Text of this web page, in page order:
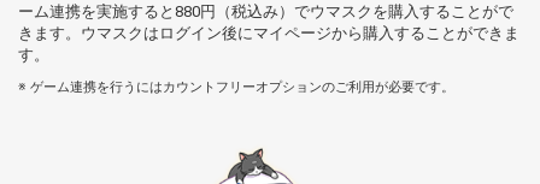
ーム連携を実施すると 880円（税込み）でウマスクを購入することがで
きます。 ウマスクはログイン後にマイページから購入することができま
す。
ゲーム連携を行うにはカウントフリーオプションのご利用が必要です。